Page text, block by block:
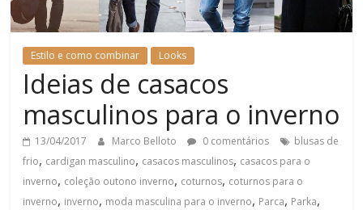
Estilo e como combinar Looks
Ideias de casacos
masculinos para o inverno
13/04/2017 Marco Belloto 0 comentários
blusas de
frio, cardigan masculino, casacos masculinos, casacos para o
inverno, coleção outono inverno, coturnos, coturnos para o
inverno, inverno, moda masculina para o inverno, Parca, Parka,